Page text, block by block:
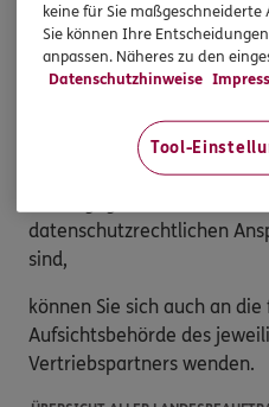
Möchten Sie von Ihren
genügt eine E-Mail an:
Beschwerderecht
Sollten Sie der Ansicht
datenschutzrechtlichen
sind,
können Sie sich auch an
Aufsichtsbehörde des
Vertriebspartners wenden.
keine für Sie
Sie können Ihre
anpassen. Näheres zu den
Datenschutzhinweise
Tool-